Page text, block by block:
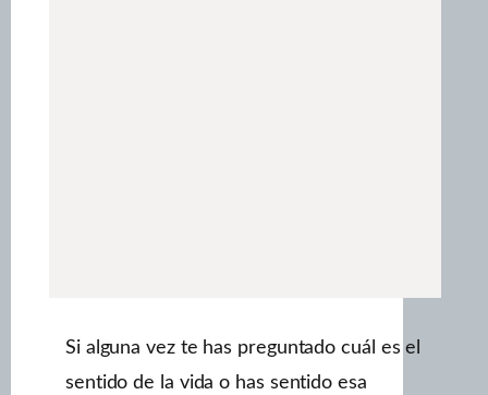
Si alguna vez te has preguntado cuál es el
sentido de la vida o has sentido esa